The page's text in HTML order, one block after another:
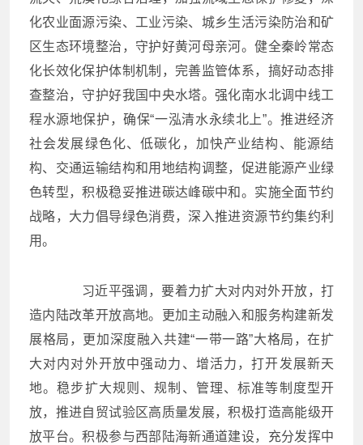
化农业面源污染、工业污染、城乡生活污染防治和矿
区生态环境整治，守护好黄河母亲河。健全秦岭常态
化长效化保护体制机制，完善监管体系，搞好动态排
查整治，守护好我国中央水塔。强化南水北调中线工
程水源地保护，确保“一泓清水永续北上”。推进经济
社会发展绿色化、低碳化，加快产业结构、能源结
构、交通运输结构和用地结构调整，促进能源产业绿
色转型，积极稳妥推进碳达峰碳中和。实施全面节约
战略，大力倡导绿色消费，深入推进资源节约集约利
用。
习近平强调，要着力扩大对内对外开放，打
造内陆改革开放高地。更加主动融入和服务构建新发
展格局，更加深度融入共建“一带一路”大格局，在扩
大对内对外开放中强动力、增活力，打开发展新天
地。稳步扩大规则、规制、管理、标准等制度型开
放，推进自贸试验区高质量发展，积极打造高能级开
放平台。积极参与西部陆海新通道建设，充分发挥中